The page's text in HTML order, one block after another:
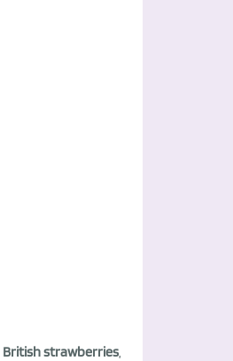
British strawberries